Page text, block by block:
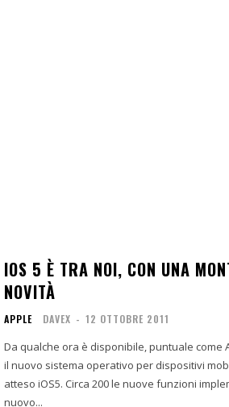
IOS 5 È TRA NOI, CON UNA
NOVITÀ
APPLE DAVEX - 12 OTTOBRE 2011
Da qualche ora è disponibile, puntuale come
il nuovo sistema operativo per dispositivi
atteso iOS5. Circa 200 le nuove funzioni implementate in questo
nuovo...